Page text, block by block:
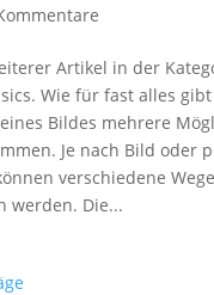
Artikel in der
Wie für fast alles
Bildes mehrere
Je nach Bild oder
verschiedene Wege
werden. Die...